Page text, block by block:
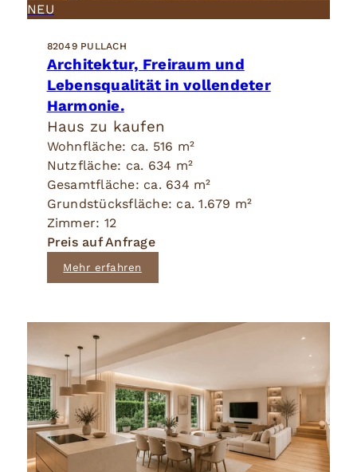
NEU
82049 PULLACH
Architektur, Freiraum und
Lebensqualität in vollendeter
Harmonie.
Haus zu kaufen
Wohnfläche: ca. 516 m²
Nutzfläche: ca. 634 m²
Gesamtfläche: ca. 634 m²
Grundstücksfläche: ca. 1.679 m²
Zimmer: 12
Preis auf Anfrage
Mehr erfahren